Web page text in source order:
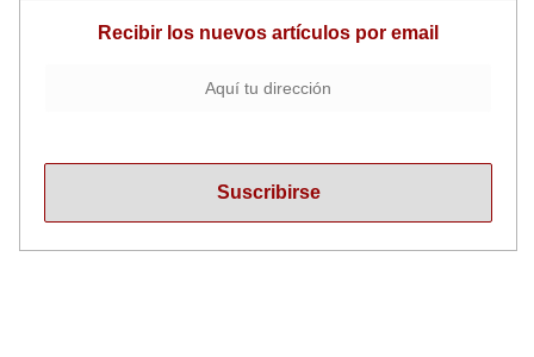
Recibir los nuevos artículos por email